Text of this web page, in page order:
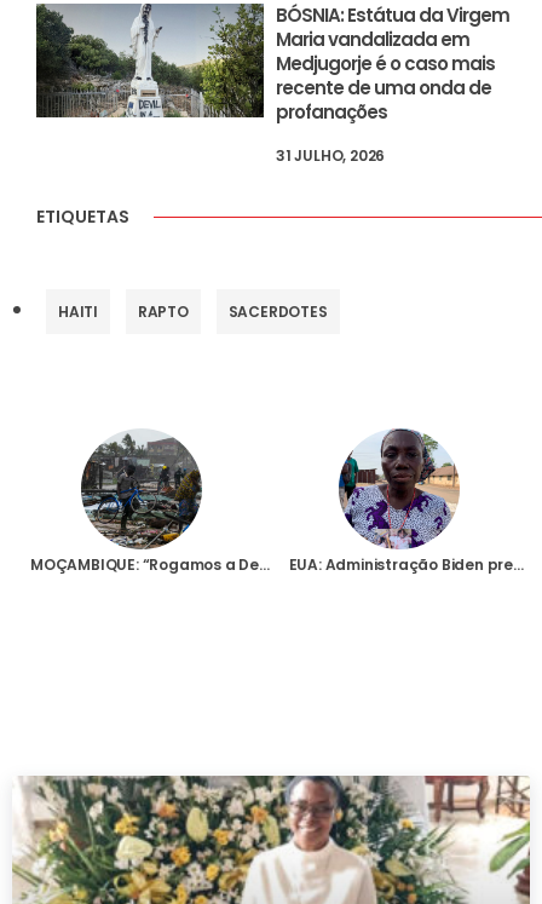
BÓSNIA: Estátua da Virgem
Maria vandalizada em
Medjugorje é o caso mais
recente de uma onda de
profanações
31 JULHO, 2026
ETIQUETAS
HAITI RAPTO SACERDOTES
MOÇAMBIQUE: “Rogamos a Deus que nos salve”, pede Bispo de Quelimane à passagem do ciclone Freddy EUA: Administração Biden pressionada para designar Nigéria como “país de particular preocupação”